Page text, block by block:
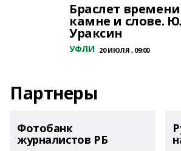
Браслет
камне и слове.
Ураксин
УФЛИ 20 ИЮЛЯ , 09:00
Партнеры
Фотобанк
журналистов РБ